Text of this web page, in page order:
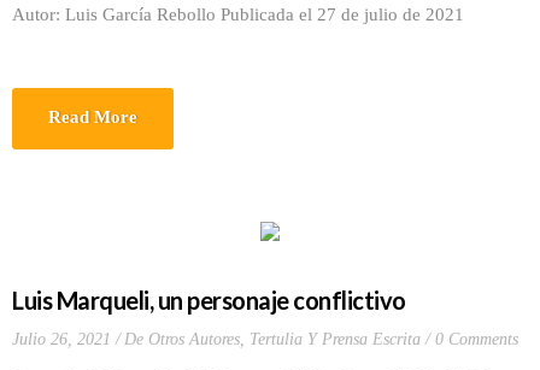
Autor: Luis García Rebollo Publicada el 27 de julio de 2021
Read More
Luis Marqueli, un personaje conflictivo
Julio 26, 2021 De Otros Autores, Tertulia Y Prensa Escrita 0 Comments